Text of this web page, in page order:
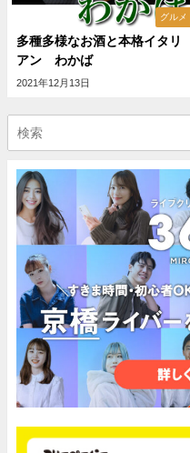
グルメ
多種多様なお酒と本格イタリ
アン わかば
2021年12月13日